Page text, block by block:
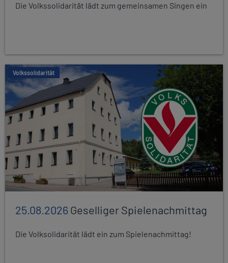
Die Volkssolidarität lädt zum gemeinsamen Singen ein
Volkssolidarität
25.08.2026Geselliger Spielenachmittag
Die Volksolidarität lädt ein zum Spielenachmittag!